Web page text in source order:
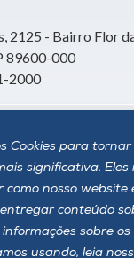
Cookies para
significativa.
como nosso website
conteúdo
informações sobre
usando, leia
2125 - Bairro Flor
89600-000
2000